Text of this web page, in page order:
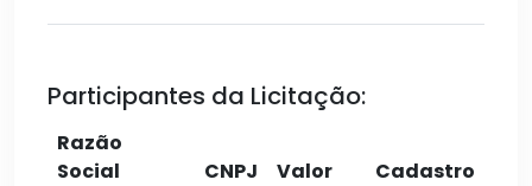
Participantes da Licitação:
Razão
Social
CNPJ Valor
Cadastro